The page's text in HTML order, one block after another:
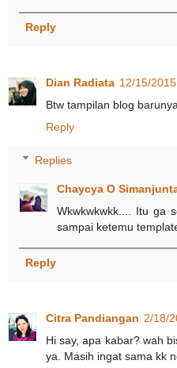
Reply
Dian Radiata 12/15/
Btw tampilan blog
Reply
Replies
Chaycya O
Wkwkwkwkk.... Itu ga
sampai ketemu
Reply
Citra Pandiangan 2/18/
Hi say, apa kabar? wah
ya. Masih ingat sama kk